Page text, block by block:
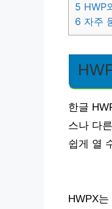
5 HWP
6 자주
한글
스나 다
쉽게 열
HWPX